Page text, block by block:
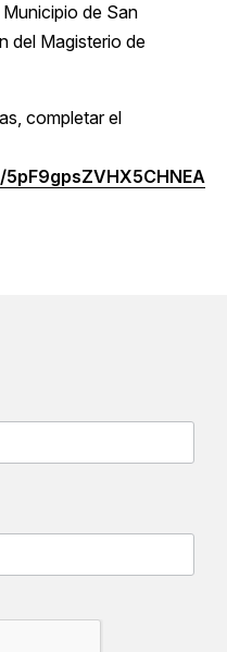
de San
del Magisterio de
completar el